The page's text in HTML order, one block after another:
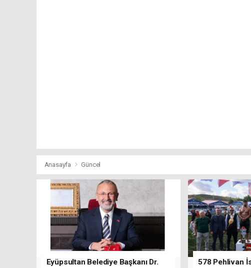
Anasayfa Güncel
Eyüpsultan Belediye Başkanı Dr.
578 Pehlivan